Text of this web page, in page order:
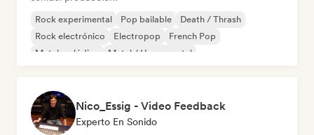
Rock experimental Pop bailable
Death / Thrash
Rock electrónico
Electropop
French Pop
Metal melódico
Metal / Heavy metal
Nico_Essig - Video Feedback
Experto En Sonido